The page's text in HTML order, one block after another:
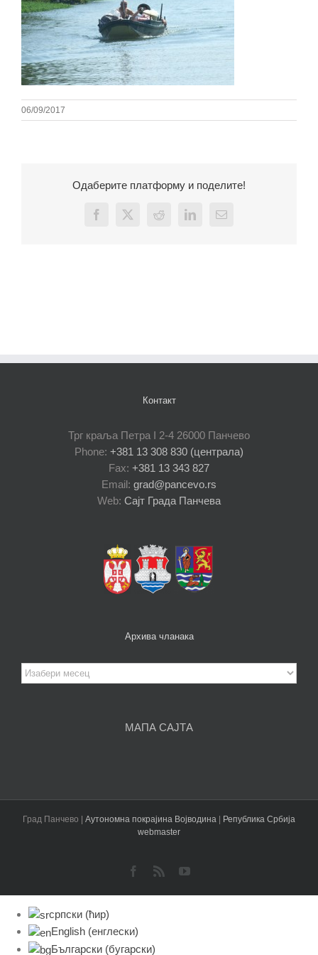
06/09/2017
Одаберите платформу и поделите!
Facebook
X Reddit LinkedInEmail
Контакт
Трг краља Петра I 2-4 26000 Панчево
Phone: +381 13 308 830 (централа)
Fax: +381 13 343 827
Email: grad@pancevo.rs
Web: Сајт Града Панчева
Архива чланака
Архива
чланака
МАПА САЈТА
Град Панчево | Аутономна покрајина Војводина | Република Србија
webmaster
Facebook
Rss YouTube
српски (ћир)
English (енглески)
Български (бугарски)